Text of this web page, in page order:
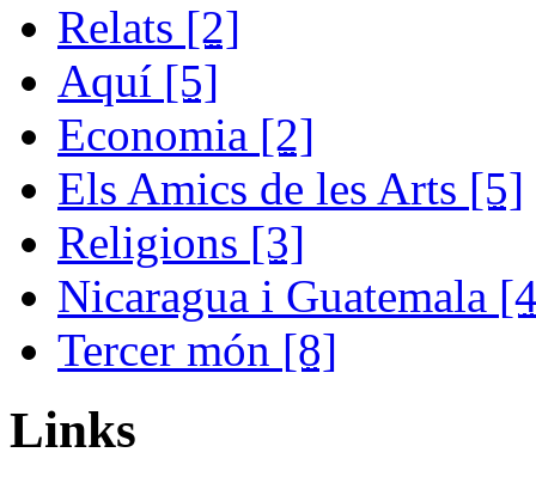
Relats [2]
Aquí [5]
Economia [2]
Els Amics de les Arts [5]
Religions [3]
Nicaragua i Guatemala
Tercer món [8]
Links